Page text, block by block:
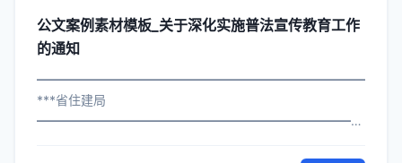
公文案例素材模板_关于深化实施普法宣传教育工作
的通知
***省住建局